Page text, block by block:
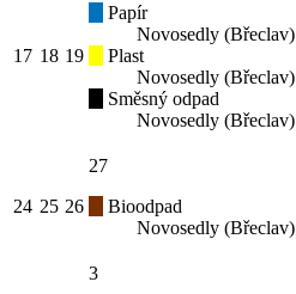
17 18 19
Papír
Novosedly (Břeclav)
Plast
Novosedly (Břeclav)
Směsný odpad
Novosedly (Břeclav)
24 25 26
27
Bioodpad
Novosedly (Břeclav)
3